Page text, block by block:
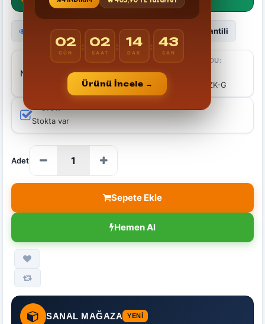
02
GÜN
02
SAAT
14
DAK
43
SAN
Ürünü İncele →
Görüntüleme Sayısı 16061 zaman 24 AY Garantili
MARKALAR
NEUTRON
ÜRÜN KODU:
Uniview UNV
IPC2324LB-ADZK-G
STOK
Stokta var
Adet
Sepete Ekle
Hemen Al
SANAL MAĞAZA YENİ